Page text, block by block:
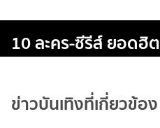
10 ละคร-ซีรีส์ ยอดฮิต
ข่าวบันเทิงที่เกี่ยวข้อง